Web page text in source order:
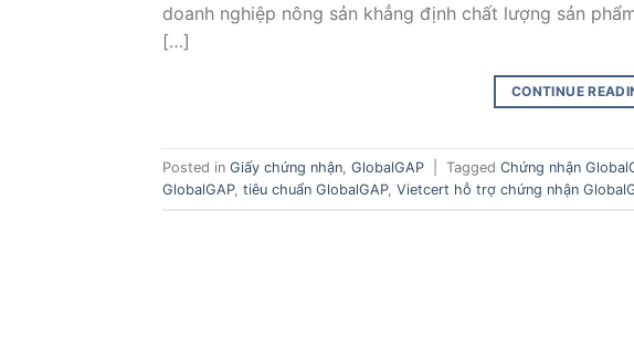
doanh nghiệp nông sản khẳng định chất lượng sản
[…]
CONTINUE
Posted in Giấy chứng nhận GlobalGAP Tagged Chứng nhận
GlobalGAP, tiêu chuẩn GlobalGAP, Vietcert hỗ trợ chứng nhận